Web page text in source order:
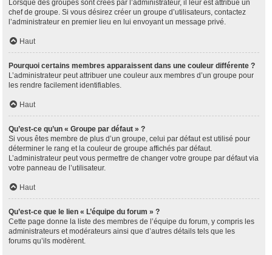
Lorsque des groupes sont créés par l’administrateur, il leur est attribué un
chef de groupe. Si vous désirez créer un groupe d’utilisateurs, contactez
l’administrateur en premier lieu en lui envoyant un message privé.
Haut
Pourquoi certains membres apparaissent dans une couleur différente ?
L’administrateur peut attribuer une couleur aux membres d’un groupe pour
les rendre facilement identifiables.
Haut
Qu’est-ce qu’un « Groupe par défaut » ?
Si vous êtes membre de plus d’un groupe, celui par défaut est utilisé pour
déterminer le rang et la couleur de groupe affichés par défaut.
L’administrateur peut vous permettre de changer votre groupe par défaut via
votre panneau de l’utilisateur.
Haut
Qu’est-ce que le lien « L’équipe du forum » ?
Cette page donne la liste des membres de l’équipe du forum, y compris les
administrateurs et modérateurs ainsi que d’autres détails tels que les
forums qu’ils modèrent.